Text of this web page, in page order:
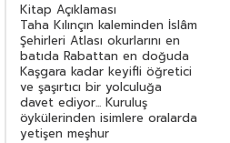
Kitap Açıklaması
Taha Kılınçın kaleminden İslâm
Şehirleri Atlası okurlarını en
batıda Rabattan en doğuda
Kaşgara kadar keyifli öğretici
ve şaşırtıcı bir yolculuğa
davet ediyor... Kuruluş
öykülerinden isimlere oralarda
yetişen meşhur